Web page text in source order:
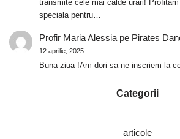
transmite cele mai calde urari!
speciala pentru…
Profir Maria Alessiape Pirates
12 aprilie, 2025
Buna ziua !Am dori sa ne inscriem la
Categorii
articole